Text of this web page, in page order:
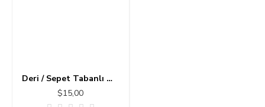
Deri / Sepet Tabanlı Modern Halı MS373
$15,00